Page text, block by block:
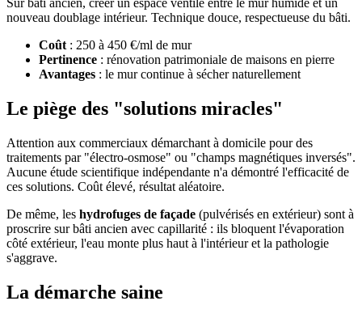
Sur bâti ancien, créer un espace ventilé entre le mur humide et un
nouveau doublage intérieur. Technique douce, respectueuse du bâti.
Coût : 250 à 450 €/ml de mur
Pertinence : rénovation patrimoniale de maisons en pierre
Avantages : le mur continue à sécher naturellement
Le piège des "solutions miracles"
Attention aux commerciaux démarchant à domicile pour des
traitements par "électro-osmose" ou "champs magnétiques inversés".
Aucune étude scientifique indépendante n'a démontré l'efficacité de
ces solutions. Coût élevé, résultat aléatoire.
De même, les hydrofuges de façade (pulvérisés en extérieur) sont à
proscrire sur bâti ancien avec capillarité : ils bloquent l'évaporation
côté extérieur, l'eau monte plus haut à l'intérieur et la pathologie
s'aggrave.
La démarche saine